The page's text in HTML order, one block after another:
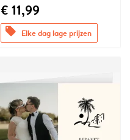
€ 11,99
offers Elke dag lage prijzen